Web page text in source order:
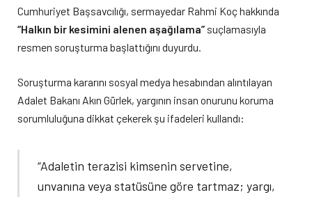
Cumhuriyet Başsavcılığı, sermayedar Rahmi Koç hakkında
“Halkın bir kesimini alenen aşağılama” suçlamasıyla
resmen soruşturma başlattığını duyurdu.
Soruşturma kararını sosyal medya hesabından alıntılayan
Adalet Bakanı Akın Gürlek, yargının insan onurunu koruma
sorumluluğuna dikkat çekerek şu ifadeleri kullandı:
“Adaletin terazisi kimsenin servetine,
unvanına veya statüsüne göre tartmaz; yargı,